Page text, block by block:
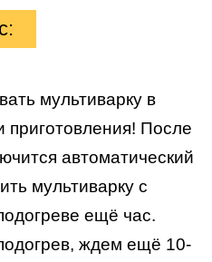
мультиварку в
приготовления! После
автоматический
мультиварку с
ещё час.
ждем ещё 10-